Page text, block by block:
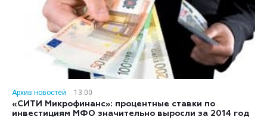
Архив новостей
13:00
«СИТИ Микрофинанс»: процентные ставки по
инвестициям МФО значительно выросли за 2014 год